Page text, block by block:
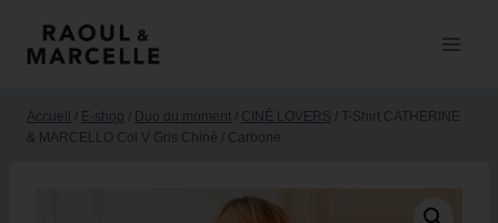
Accueil / E-shop / Duo du moment / CINÉ LOVERS / T-Shirt CATHERINE
& MARCELLO Col V Gris Chiné / Carbone